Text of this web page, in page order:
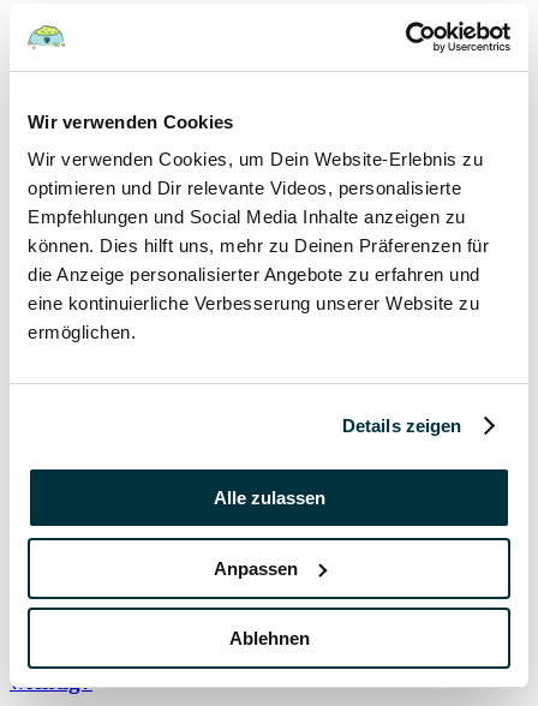
Wir verwenden Cookies
Wir verwenden Cookies, um Dein Website-Erlebnis zu
optimieren und Dir relevante Videos, personalisierte
Empfehlungen und Social Media Inhalte anzeigen zu
können. Dies hilft uns, mehr zu Deinen Präferenzen für
die Anzeige personalisierter Angebote zu erfahren und
eine kontinuierliche Verbesserung unserer Website zu
ermöglichen.
Details zeigen
Alle zulassen
Anpassen
Ablehnen
Hunde
22 August 2022
Hundefutter und Wasser im Urlaub: Worauf sollte
besonders geachtet werden?
Hunde
17 August 2022
Was dürfen Katzen nicht essen?
Katzen
Vitamin B für den Hund: Für was ist es wichtig?
Hunde
13 August 2022
wichtig?